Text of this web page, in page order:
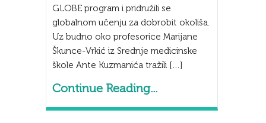
GLOBE program i pridružili se
globalnom učenju za dobrobit okoliša.
Uz budno oko profesorice Marijane
Škunce-Vrkić iz Srednje medicinske
škole Ante Kuzmanića tražili […]
Continue Reading...